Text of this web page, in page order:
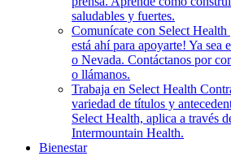
saludables y fuertes.
Comunícate con Select Health
está ahí para apoyarte! Ya sea
o Nevada. Contáctanos por
o llámanos.
Trabaja en Select Health
variedad de títulos y
Select Health, aplica a través
Intermountain Health.
Bienestar